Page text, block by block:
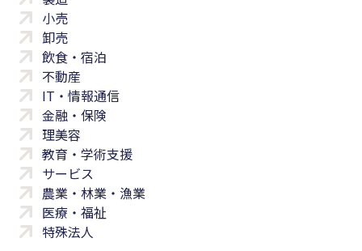
小売
卸売
飲食・宿泊
不動産
IT・情報通信
金融・保険
理美容
教育・学術支援
サービス
農業・林業・漁業
医療・福祉
特殊法人